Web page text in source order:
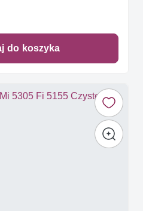
do koszyka